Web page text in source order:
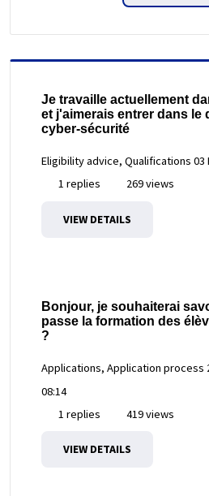
Je travaille actuellement
et j'aimerais entrer dans le
cyber-sécurité
Eligibility advice, Qualifications 03
1 replies
269 views
VIEW DETAILS
Bonjour, je souhaiterai
passe la formation des
?
Applications, Application process
08:14
1 replies
419 views
VIEW DETAILS